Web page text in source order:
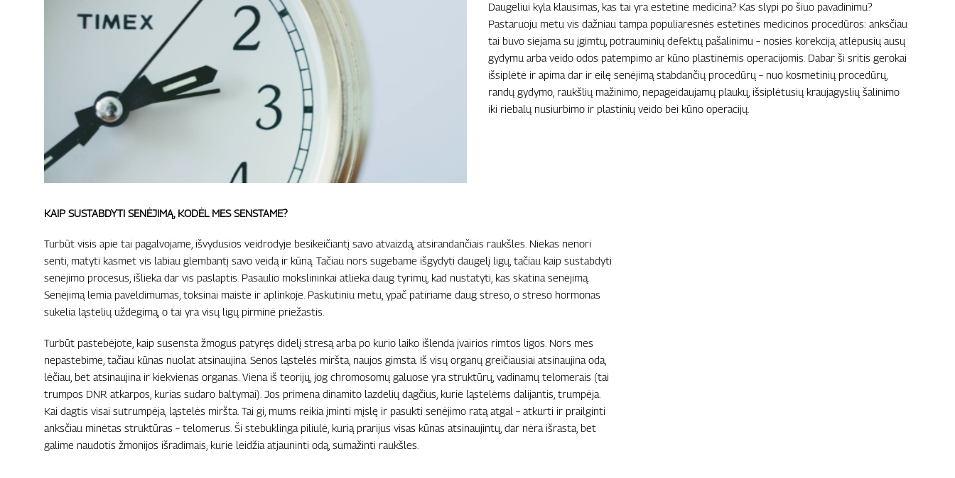
Daugeliui kyla klausimas, kas tai yra estetinė medicina? Kas slypi po šiuo pavadinimu?
Pastaruoju metu vis dažniau tampa populiaresnės estetinės medicinos procedūros: anksčiau
tai buvo siejama su įgimtų, potrauminių defektų pašalinimu – nosies korekcija, atlėpusių ausų
gydymu arba veido odos patempimo ar kūno plastinėmis operacijomis. Dabar ši sritis gerokai
išsiplėtė ir apima dar ir eilę senėjimą stabdančių procedūrų – nuo kosmetinių procedūrų,
randų gydymo, raukšlių mažinimo, nepageidaujamų plaukų, išsiplėtusių kraujagyslių šalinimo
iki riebalų nusiurbimo ir plastinių veido bei kūno operacijų.
KAIP SUSTABDYTI SENĖJIMĄ, KODĖL MES SENSTAME?
Turbūt visis apie tai pagalvojame, išvydusios veidrodyje besikeičiantį savo atvaizdą, atsirandančiais raukšles. Niekas nenori
senti, matyti kasmet vis labiau glembantį savo veidą ir kūną. Tačiau nors sugebame išgydyti daugelį ligų, tačiau kaip sustabdyti
senėjimo procesus, išlieka dar vis paslaptis. Pasaulio mokslininkai atlieka daug tyrimų, kad nustatyti, kas skatina senėjimą.
Senėjimą lemia paveldimumas, toksinai maiste ir aplinkoje. Paskutiniu metu, ypač patiriame daug streso, o streso hormonas
sukelia ląstelių uždegimą, o tai yra visų ligų pirminė priežastis.
Turbūt pastebėjote, kaip susensta žmogus patyręs didelį stresą arba po kurio laiko išlenda įvairios rimtos ligos. Nors mes
nepastebime, tačiau kūnas nuolat atsinaujina. Senos ląstelės miršta, naujos gimsta. Iš visų organų greičiausiai atsinaujina oda,
lėčiau, bet atsinaujina ir kiekvienas organas. Viena iš teorijų, jog chromosomų galuose yra struktūrų, vadinamų telomerais (tai
trumpos DNR atkarpos, kurias sudaro baltymai). Jos primena dinamito lazdelių dagčius, kurie ląstelėms dalijantis, trumpėja.
Kai dagtis visai sutrumpėja, ląstelės miršta. Tai gi, mums reikia įminti mįslę ir pasukti senėjimo ratą atgal – atkurti ir prailginti
anksčiau minėtas struktūras – telomerus. Ši stebuklinga piliulė, kurią prarijus visas kūnas atsinaujintų, dar nėra išrasta, bet
galime naudotis žmonijos išradimais, kurie leidžia atjauninti odą, sumažinti raukšles.